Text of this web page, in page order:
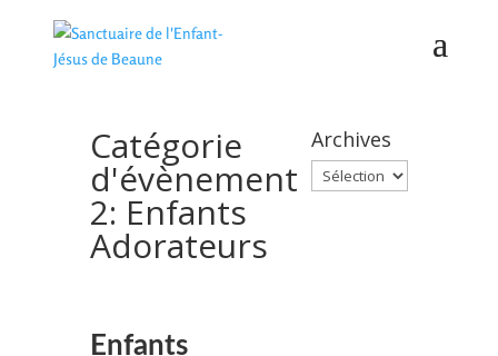
Catégorie
d'évènement
2: Enfants
Adorateurs
Enfants
Archives
Archives